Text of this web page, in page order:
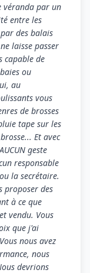
véranda par un
entre les
des balais
laisse passer
capable de
ou
au
vous
de brosses
tape sur les
Et avec
geste
responsable
la secrétaire.
proposer des
à ce que
vendu. Vous
que j'ai
nous avez
nous
devrions